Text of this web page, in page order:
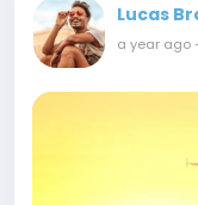
Lucas
a year ago